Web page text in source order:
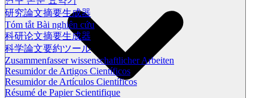
研究論文摘要生成器
Tóm tắt Bài nghiên cứu
科研论文摘要生成器
科学論文要約ツール
Zusammenfasser wissenschaftlicher Arbeiten
Resumidor de Artigos Científicos
Resumidor de Artículos Científicos
Résumé de Papier Scientifique